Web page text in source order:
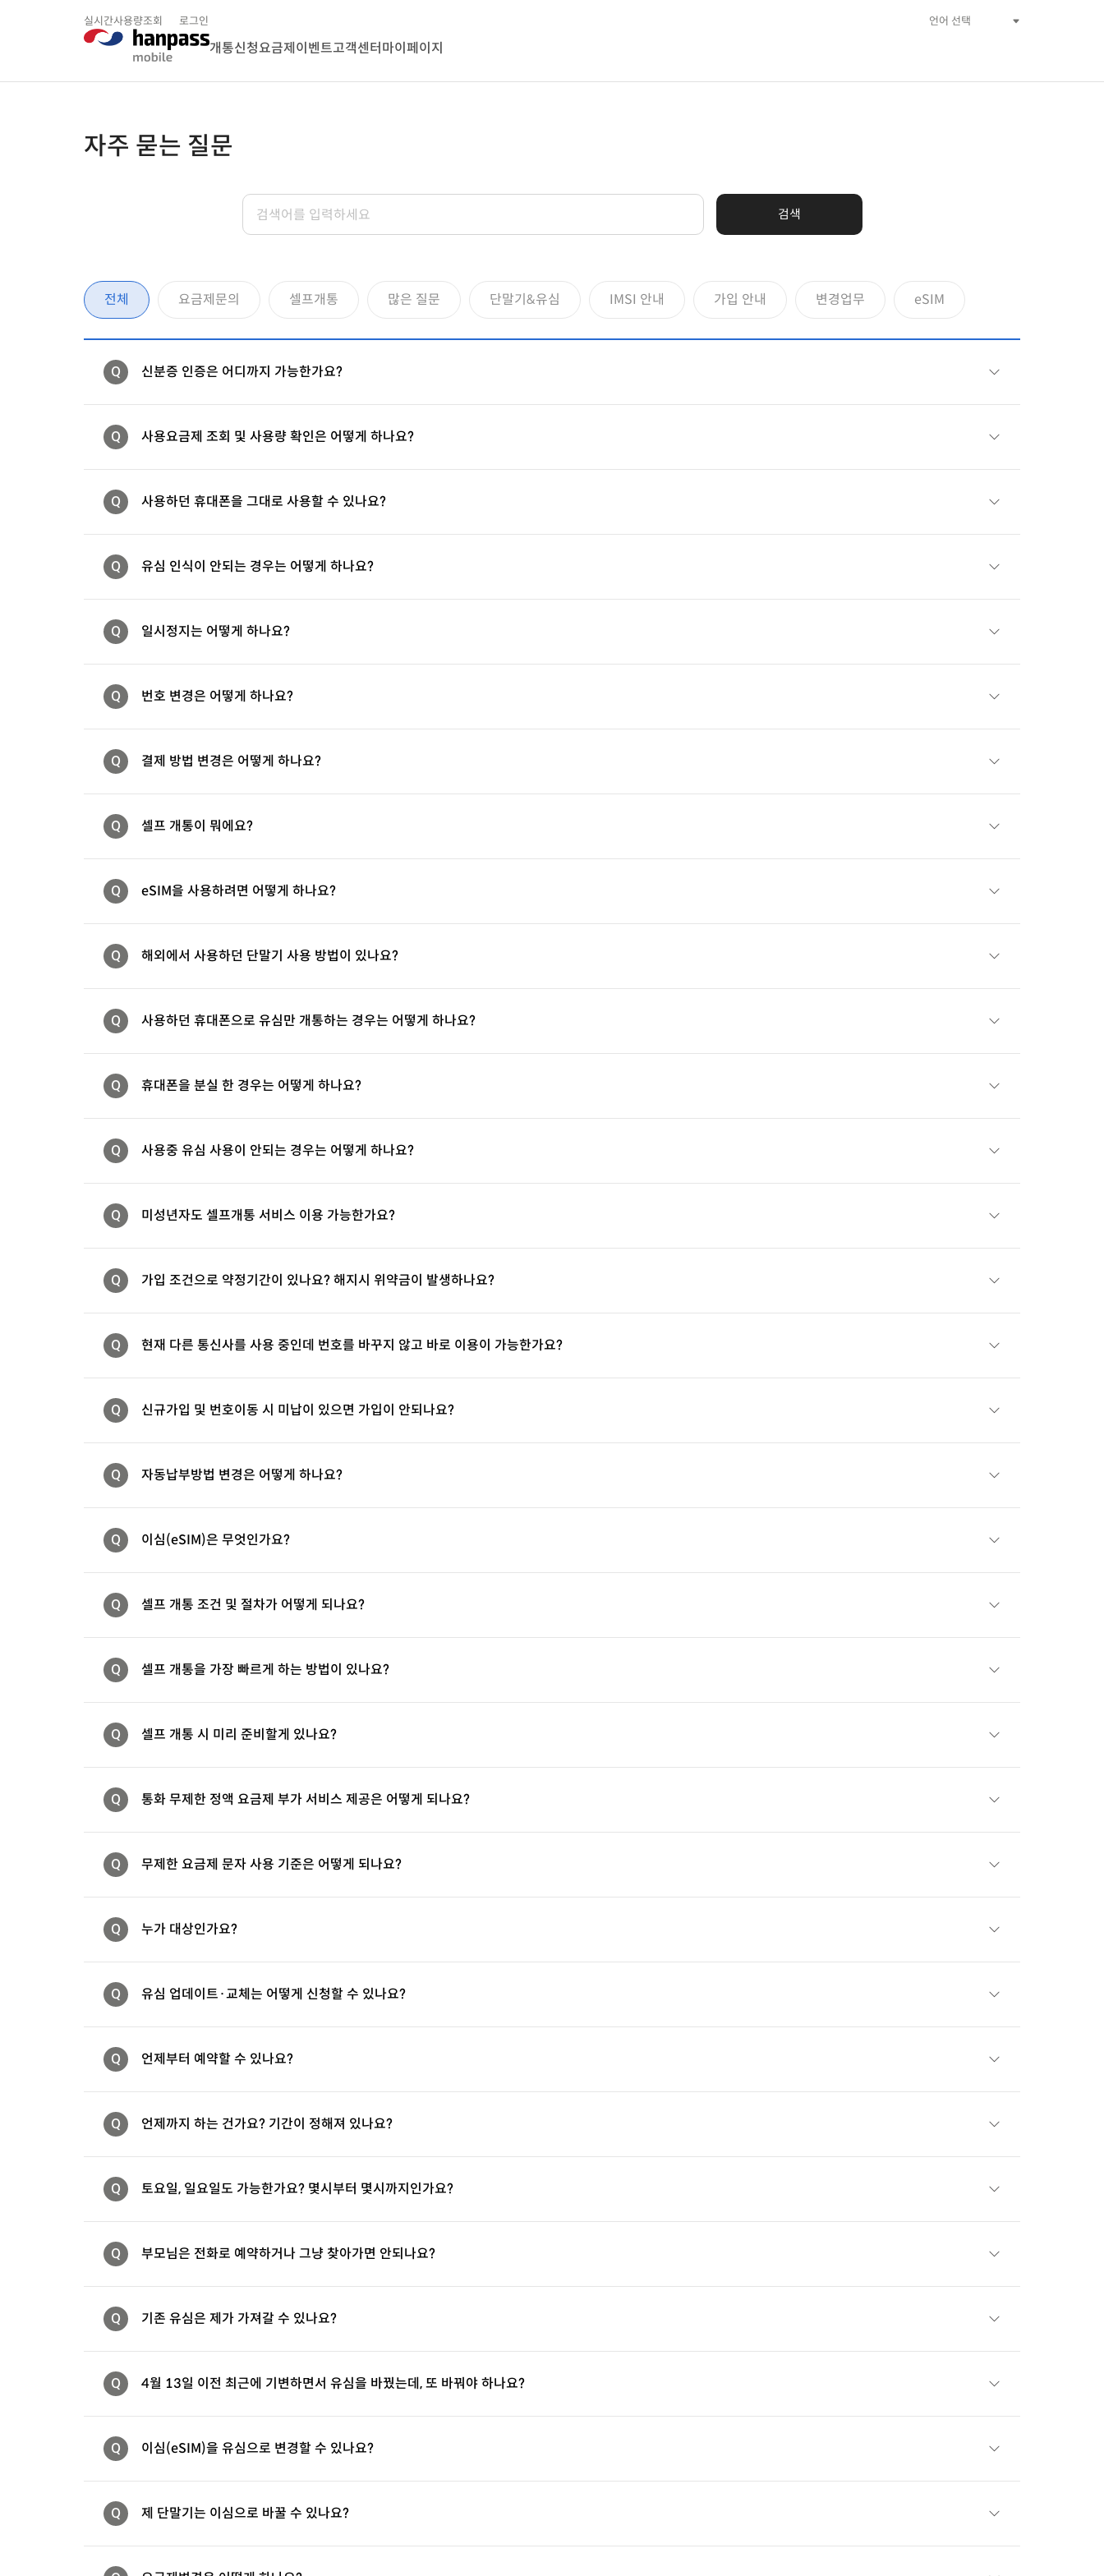
실시간사용량조회 로그인
개통신청요금제 이벤트고객센터마이페이지
자주 묻는 질문
검색
전체 요금제문의 셀프개통 많은 질문 단말기&유심 IMSI 안내 가입 안내 변경업무 eSIM
Q 신분증 인증은 어디까지 가능한가요?
Q 사용요금제 조회 및 사용량 확인은 어떻게 하나요?
Q 사용하던 휴대폰을 그대로 사용할 수 있나요?
Q 유심 인식이 안되는 경우는 어떻게 하나요?
Q 일시정지는 어떻게 하나요?
Q 번호 변경은 어떻게 하나요?
Q 결제 방법 변경은 어떻게 하나요?
Q 셀프 개통이 뭐에요?
Q eSIM을 사용하려면 어떻게 하나요?
Q 해외에서 사용하던 단말기 사용 방법이 있나요?
Q 사용하던 휴대폰으로 유심만 개통하는 경우는 어떻게 하나요?
Q 휴대폰을 분실 한 경우는 어떻게 하나요?
Q 사용중 유심 사용이 안되는 경우는 어떻게 하나요?
Q 미성년자도 셀프개통 서비스 이용 가능한가요?
Q 가입 조건으로 약정기간이 있나요? 해지시 위약금이 발생하나요?
Q 현재 다른 통신사를 사용 중인데 번호를 바꾸지 않고 바로 이용이 가능한가요?
Q 신규가입 및 번호이동 시 미납이 있으면 가입이 안되나요?
Q 자동납부방법 변경은 어떻게 하나요?
Q 이심(eSIM)은 무엇인가요?
Q 셀프 개통 조건 및 절차가 어떻게 되나요?
Q 셀프 개통을 가장 빠르게 하는 방법이 있나요?
Q 셀프 개통 시 미리 준비할게 있나요?
Q 통화 무제한 정액 요금제 부가 서비스 제공은 어떻게 되나요?
Q 무제한 요금제 문자 사용 기준은 어떻게 되나요?
Q 누가 대상인가요?
Q 유심 업데이트·교체는 어떻게 신청할 수 있나요?
Q 언제부터 예약할 수 있나요?
Q 언제까지 하는 건가요? 기간이 정해져 있나요?
Q 토요일, 일요일도 가능한가요? 몇시부터 몇시까지인가요?
Q 부모님은 전화로 예약하거나 그냥 찾아가면 안되나요?
Q 기존 유심은 제가 가져갈 수 있나요?
Q 4월 13일 이전 최근에 기변하면서 유심을 바꿨는데, 또 바꿔야 하나요?
Q 이심(eSIM)을 유심으로 변경할 수 있나요?
Q 제 단말기는 이심으로 바꿀 수 있나요?